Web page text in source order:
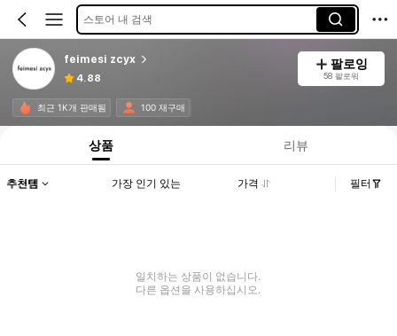
스토어 내 검색
feimesi zcyx
4.88
팔로잉
58 팔로워
최근 1K개 판매됨 100 재구매
상품 리뷰
추천템 가장 인기 있는 가격 필터
일치하는 상품이 없습니다.
다른 옵션을 사용하십시오.